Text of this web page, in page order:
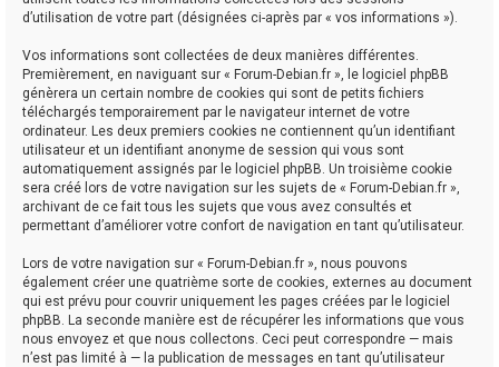
d’utilisation de votre part (désignées ci-après par « vos informations »).
Vos informations sont collectées de deux manières différentes.
Premièrement, en naviguant sur « Forum-Debian.fr », le logiciel phpBB
génèrera un certain nombre de cookies qui sont de petits fichiers
téléchargés temporairement par le navigateur internet de votre
ordinateur. Les deux premiers cookies ne contiennent qu’un identifiant
utilisateur et un identifiant anonyme de session qui vous sont
automatiquement assignés par le logiciel phpBB. Un troisième cookie
sera créé lors de votre navigation sur les sujets de « Forum-Debian.fr »,
archivant de ce fait tous les sujets que vous avez consultés et
permettant d’améliorer votre confort de navigation en tant qu’utilisateur.
Lors de votre navigation sur « Forum-Debian.fr », nous pouvons
également créer une quatrième sorte de cookies, externes au document
qui est prévu pour couvrir uniquement les pages créées par le logiciel
phpBB. La seconde manière est de récupérer les informations que vous
nous envoyez et que nous collectons. Ceci peut correspondre — mais
n’est pas limité à — la publication de messages en tant qu’utilisateur